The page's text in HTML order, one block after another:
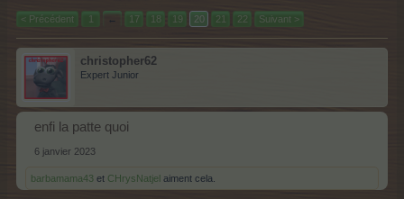
< Précédent 1 ← 17 18 19 20 21 22 Suivant >
christopher62
Expert Junior
enfi la patte quoi
6 janvier 2023
barbamama43 et CHrysNatjel aiment cela.